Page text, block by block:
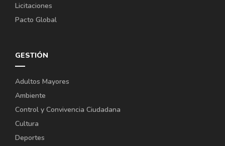
Licitaciones
Pacto Global
GESTIÓN
Adultos Mayores
Ambiente
Control y Convivencia Ciudadana
Cultura
Deportes